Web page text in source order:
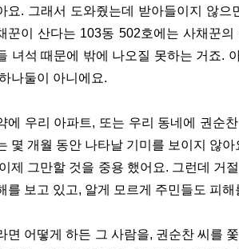
요. 그래서 도와줬는데 받아들이지 않
꾼이 산다는 103동 502호에는 사채꾼
녀석 때문에 밖에 나오질 못하는 거죠.
나둘이 아니에요.
에 우리 아파트, 또는 우리 동네에 권순
몇 개월 동안 나타날 기미를 보이지 않
제 그만할 것을 중용 했어요. 그런데 거
를 보고 있고, 알게 모르게 주민들도 피
면 어떻게 하든 그 사람을, 권순찬 씨를